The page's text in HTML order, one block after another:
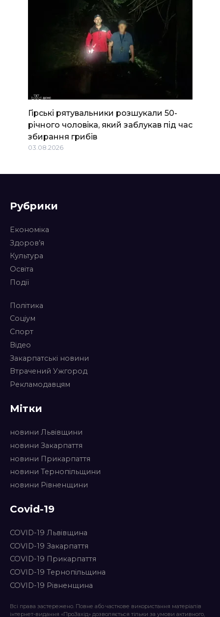
Гірські рятувальники розшукали 50-
річного чоловіка, який заблукав під час
збирання грибів
03.08.2026
Рубрики
Економіка
Здоров’я
Культура
Освіта
Події
Політика
Соціум
Спорт
Відео
Закарпатські новини
Втрачений Ужгород
Рекламодавцям
Мітки
новини Львівщини
новини Закарпаття
новини Прикарпаття
новини Тернопільщини
новини Рівненщини
Covid-19
COVID-19 Львівщина
COVID-19 Закарпаття
COVID-19 Прикарпаття
COVID-19 Тернопільщина
COVID-19 Рівненщина
Всі права застережено. Повне або часткове використання матеріалів
інтернет-видання «ПроЗахід» дозволяється тільки за умови активного,